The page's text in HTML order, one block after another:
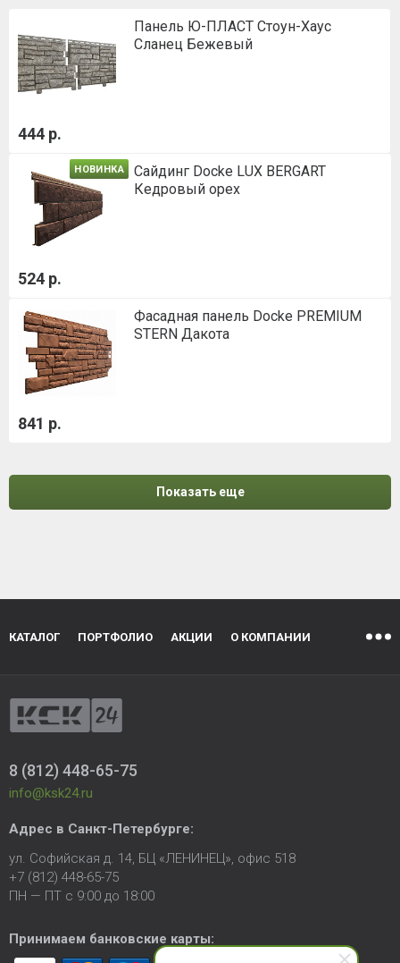
Панель Ю-ПЛАСТ Стоун-Хаус
Сланец Бежевый
444 р.
НОВИНКА
Сайдинг Docke LUX BERGART
Кедровый орех
524 р.
Фасадная панель Docke PREMIUM
STERN Дакота
841 р.
Показать еще
КАТАЛОГ ПОРТФОЛИО АКЦИИ О КОМПАНИИ
8 (812) 448-65-75
info@ksk24.ru
Адрес в Санкт-Петербурге:
ул. Софийская д. 14, БЦ «ЛЕНИНЕЦ», офис 518
+7 (812) 448-65-75
ПН — ПТ с 9:00 до 18:00
Принимаем банковские карты: